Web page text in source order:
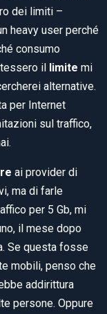
dei limiti –
heavy user perché
consumo
il limite mi
alternative.
per Internet
sul traffico,
ai provider di
ma di farle
per 5 Gb, mi
il mese dopo
Se questa fosse
mobili, penso che
addirittura
persone. Oppure